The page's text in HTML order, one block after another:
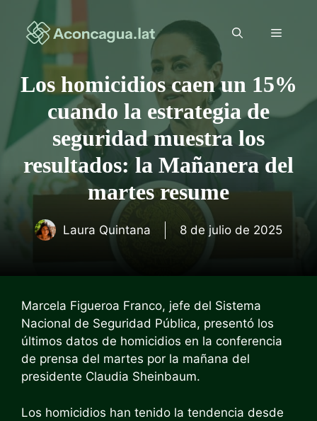
contenido
Menú
Los homicidios caen un 15%
cuando la estrategia de
seguridad muestra los
resultados: la Mañanera del
martes resume
Laura Quintana 8 de julio de 2025
Marcela Figueroa Franco, jefe del Sistema
Nacional de Seguridad Pública, presentó los
últimos datos de homicidios en la conferencia
de prensa del martes por la mañana del
presidente Claudia Sheinbaum.
Los homicidios han tenido la tendencia desde